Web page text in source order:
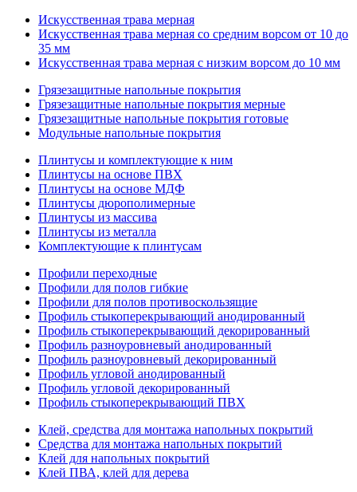
Искуccтвенная трава мерная
Искусственная трава мерная со средним ворсом от 10 до
35 мм
Искусственная трава мерная с низким ворсом до 10 мм
Грязезащитные напольные покрытия
Грязезащитные напольные покрытия мерные
Грязезащитные напольные покрытия готовые
Модульные напольные покрытия
Плинтусы и комплектующие к ним
Плинтусы на основе ПВХ
Плинтусы на основе МДФ
Плинтусы дюрополимерные
Плинтусы из массива
Плинтусы из металла
Комплектующие к плинтусам
Профили переходные
Профили для полов гибкие
Профили для полов противоскользящие
Профиль стыкоперекрывающий анодированный
Профиль стыкоперекрывающий декорированный
Профиль разноуровневый анодированный
Профиль разноуровневый декорированный
Профиль угловой анодированный
Профиль угловой декорированный
Профиль стыкоперекрывающий ПВХ
Клей, средства для монтажа напольных покрытий
Средства для монтажа напольных покрытий
Клей для напольных покрытий
Клей ПВА, клей для дерева